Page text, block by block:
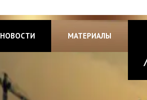
НОВОСТИ МАТЕРИАЛЫ